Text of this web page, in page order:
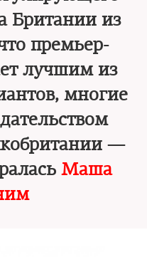
Британии из
премьер-
лучшим из
многие
—
Маша